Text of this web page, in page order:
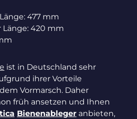
477 mm
420 mm
ist in Deutschland sehr
ihrer Vorteile
Vormarsch. Daher
früh ansetzen und Ihnen
Bienenableger anbieten,